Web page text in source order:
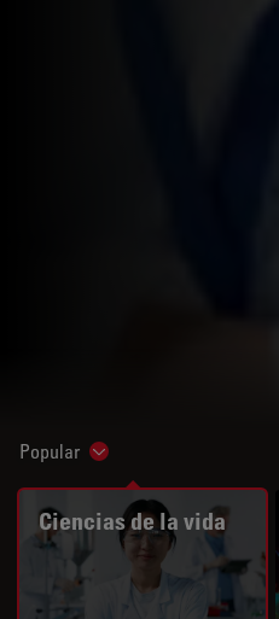
Popular Show subnavigation
Ciencias de la vida